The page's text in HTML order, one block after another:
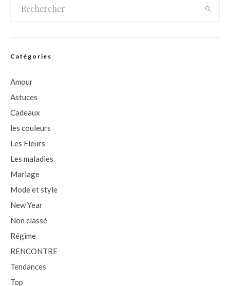
Catégories
Amour
Astuces
Cadeaux
les couleurs
Les Fleurs
Les maladies
Mariage
Mode et style
New Year
Non classé
Régime
RENCONTRE
Tendances
Top